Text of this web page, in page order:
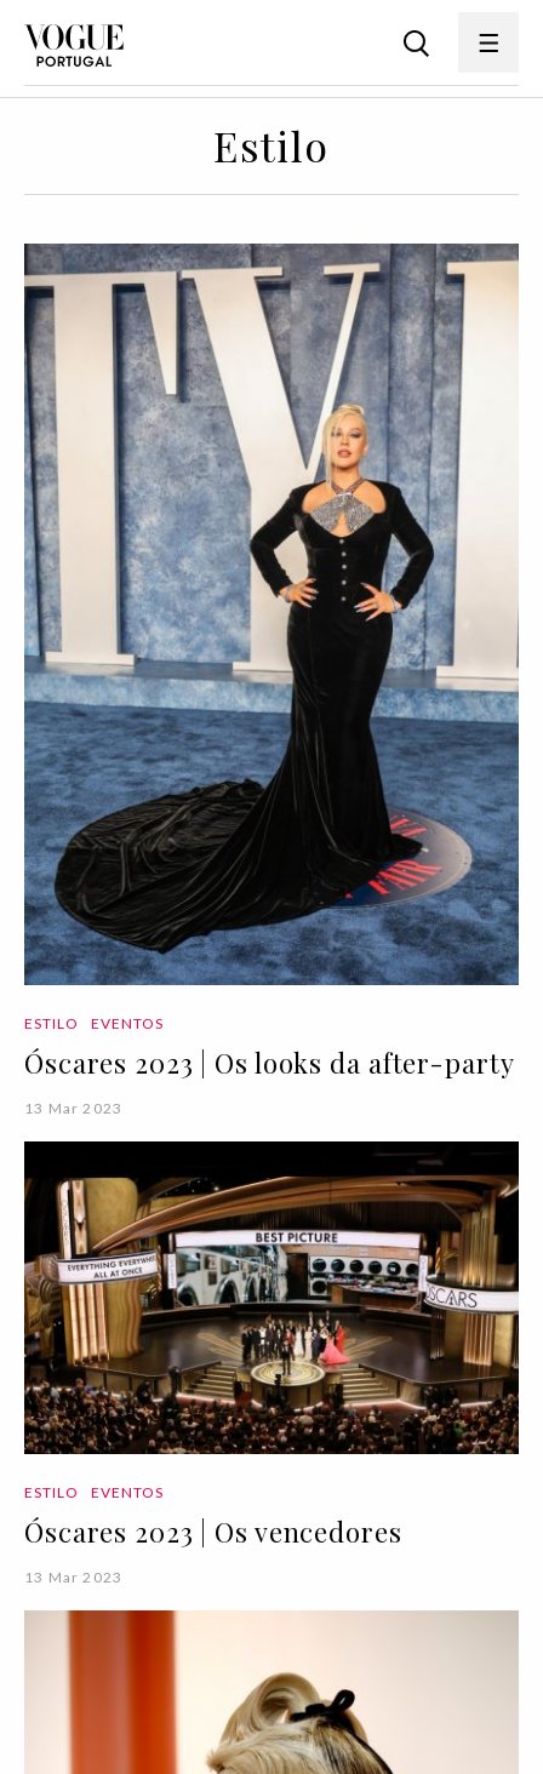
Estilo
ESTILO EVENTOS
Óscares 2023 | Os looks da after-party
13 Mar 2023
ESTILO EVENTOS
Óscares 2023 | Os vencedores
13 Mar 2023